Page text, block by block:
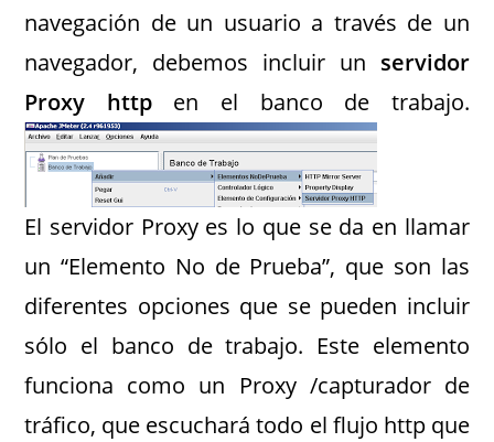
navegación de un usuario a través de un
navegador, debemos incluir un servidor
Proxy httpen el banco de trabajo.
El servidor Proxy es lo que se da en llamar
un “Elemento No de Prueba”, que son las
diferentes opciones que se pueden incluir
sólo el banco de trabajo. Este elemento
funciona como un Proxy /capturador de
tráfico, que escuchará todo el flujo http que